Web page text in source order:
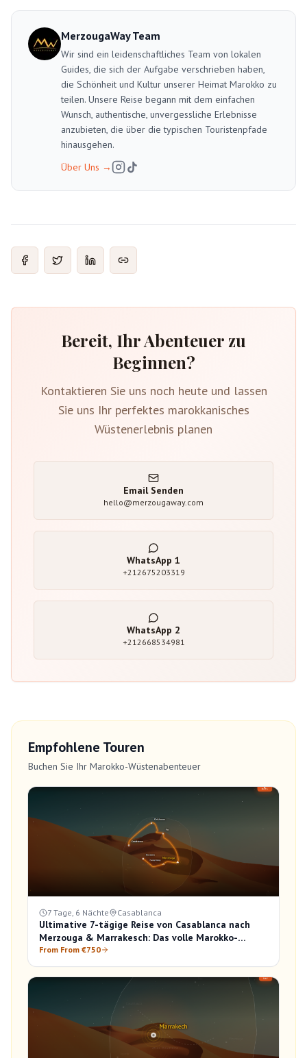
MerzougaWay Team
Wir sind ein leidenschaftliches Team von lokalen
Guides, die sich der Aufgabe verschrieben haben,
die Schönheit und Kultur unserer Heimat Marokko zu
teilen. Unsere Reise begann mit dem einfachen
Wunsch, authentische, unvergessliche Erlebnisse
anzubieten, die über die typischen Touristenpfade
hinausgehen.
Über Uns →
Bereit, Ihr Abenteuer zu
Beginnen?
Kontaktieren Sie uns noch heute und lassen
Sie uns Ihr perfektes marokkanisches
Wüstenerlebnis planen
Email Senden
hello@merzougaway.com
WhatsApp 1
+212675203319
WhatsApp 2
+212668534981
Empfohlene Touren
Buchen Sie Ihr Marokko-Wüstenabenteuer
7 Tage, 6 Nächte Casablanca
Ultimative 7-tägige Reise von Casablanca nach
Merzouga & Marrakesch: Das volle Marokko-
Erlebnis
From From €750